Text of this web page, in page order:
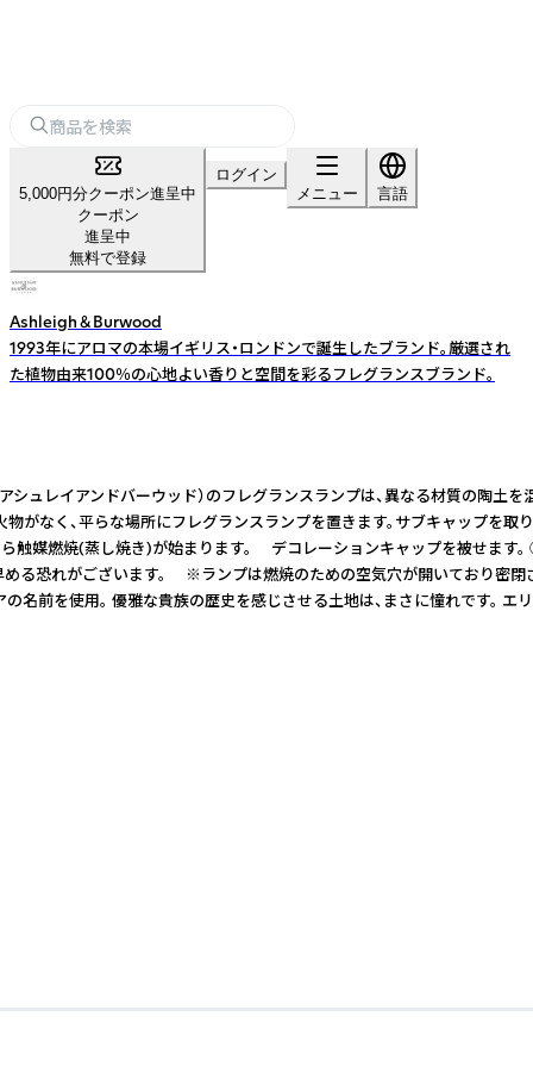
5,000円分クーポン進呈中
クーポン
進呈中
無料で登録
ログイン
メニュー
言語
Ashleigh＆Burwood
1993年にアロマの本場イギリス・ロンドンで誕生したブランド。厳選され
た植物由来100％の心地よい香りと空間を彩るフレグランスブランド。
ンドバーウッド）のフレグランスランプは、異なる材質の陶土
く、平らな場所にフレグランスランプを置きます。サブキャ
焼(蒸し焼き)が始まります。 デコレーションキャップを被せま
る恐れがございます。 ※ランプは燃焼のための空気穴が開いて
使用。 優雅な貴族の歴史を感じさせる土地は、まさに憧れです